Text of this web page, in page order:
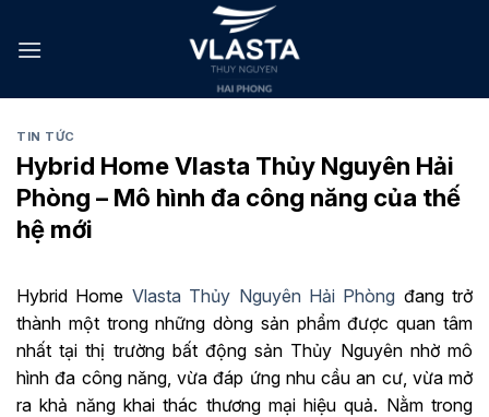
TIN TỨC
Hybrid Home Vlasta Thủy Nguyên Hải
Phòng – Mô hình đa công năng của thế
hệ mới
Hybrid Home Vlasta Thủy Nguyên Hải Phòng đang trở
thành một trong những dòng sản phẩm được quan tâm
nhất tại thị trường bất động sản Thủy Nguyên nhờ mô
hình đa công năng, vừa đáp ứng nhu cầu an cư, vừa mở
ra khả năng khai thác thương mại hiệu quả. Nằm trong